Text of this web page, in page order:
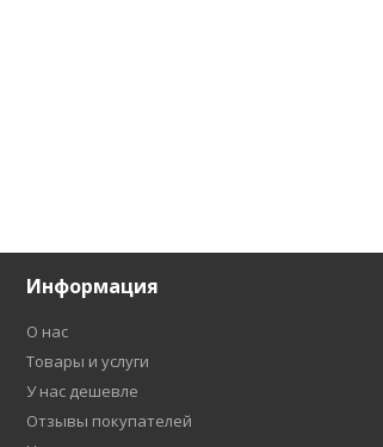
Информация
О нас
Товары и услуги
У нас дешевле
Отзывы покупателей